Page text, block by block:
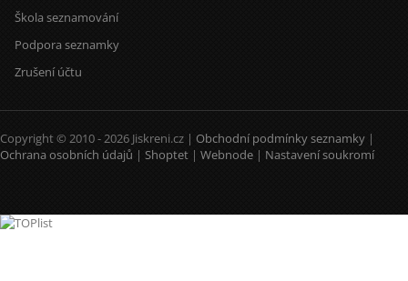
Škola seznamování
Podpora seznamky
Zrušení účtu
Copyright © 2010 - 2026 Jiskreni.cz | Obchodní podmínky seznamky |
Ochrana osobních údajů | Shoptet | Webnode | Nastavení soukromí